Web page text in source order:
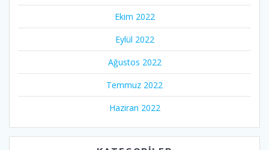
Ekim 2022
Eylül 2022
Ağustos 2022
Temmuz 2022
Haziran 2022